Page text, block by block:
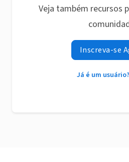
Veja também recursos
Inscreva-se
Já é um